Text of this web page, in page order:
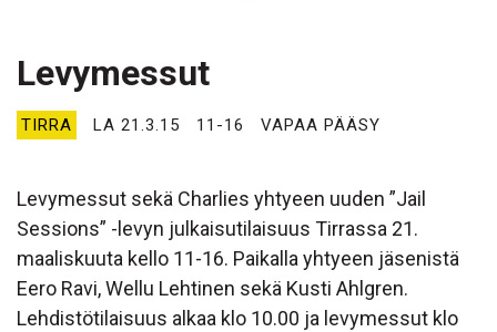
Levymessut
TIRRA LA 21.3.15 11-16 VAPAA PÄÄSY
Levymessut sekä Charlies yhtyeen uuden ”Jail
Sessions” -levyn julkaisutilaisuus Tirrassa 21.
maaliskuuta kello 11-16. Paikalla yhtyeen jäsenistä
Eero Ravi, Wellu Lehtinen sekä Kusti Ahlgren.
Lehdistötilaisuus alkaa klo 10.00 ja levymessut klo